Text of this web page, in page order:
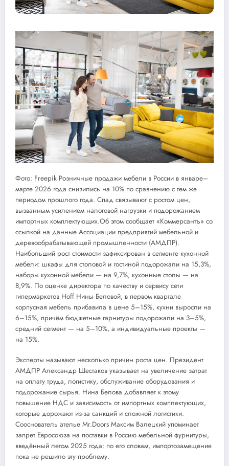
Фото: Freepik Розничные продажи мебели в России в январе–
марте 2026 года снизились на 10% по сравнению с тем же
периодом прошлого года. Спад связывают с ростом цен,
вызванным усилением налоговой нагрузки и подорожанием
импортных комплектующих.Об этом сообщает «Коммерсантъ» со
ссылкой на данные Ассоциации предприятий мебельной и
деревообрабатывающей промышленности (АМДПР).
Наибольший рост стоимости зафиксирован в сегменте кухонной
мебели: шкафы для столовой и гостиной подорожали на 15,3%,
наборы кухонной мебели — на 9,7%, кухонные столы — на
8,9%. По оценке директора по качеству и сервису сети
гипермаркетов Hoff Нины Беловой, в первом квартале
корпусная мебель прибавила в цене 5–15%, кухни выросли на
6–15%, причём бюджетные гарнитуры подорожали на 3–5%,
средний сегмент — на 5–10%, а индивидуальные проекты —
на 15%.
Эксперты называют несколько причин роста цен. Президент
АМДПР Александр Шестаков указывает на увеличение затрат
на оплату труда, логистику, обслуживание оборудования и
подорожание сырья. Нина Белова добавляет к этому
повышение НДС и зависимость от импортных комплектующих,
которые дорожают из-за санкций и сложной логистики.
Сооснователь ателье Mr.Doors Максим Валецкий упоминает
запрет Евросоюза на поставки в Россию мебельной фурнитуры,
введённый летом 2025 года: по его словам, импортозамещение
пока не решило эту проблему.